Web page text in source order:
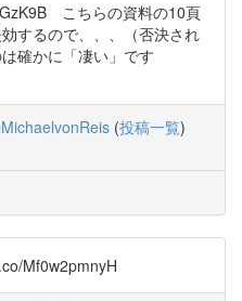
こちらの資料の10頁
するので、、、（否決され
確かに「凄い」です
(投稿一覧)
Mf0w2pmnyH